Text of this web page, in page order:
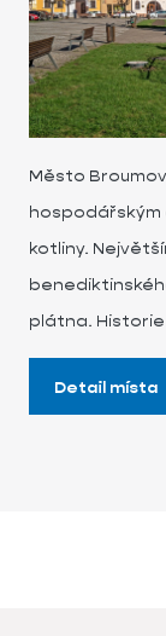
Město
hospodářským
kotliny.
plátna.
Detail místa